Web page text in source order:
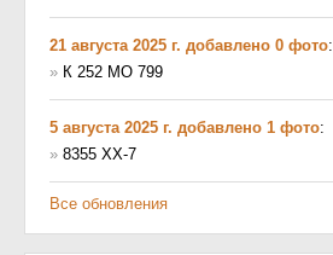
21 августа 2025 г. добавлено 0 фото:
» К 252 МО 799
5 августа 2025 г. добавлено 1 фото:
» 8355 XX-7
Все обновления